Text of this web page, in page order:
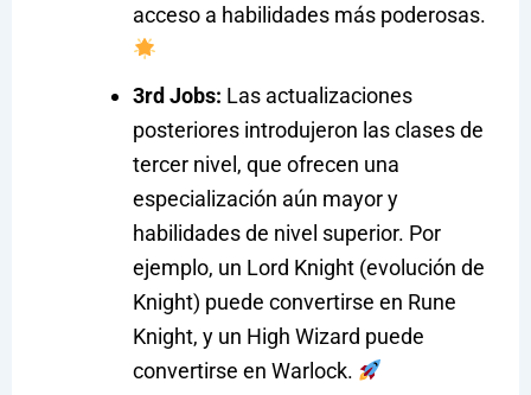
acceso a habilidades más poderosas.
3rd Jobs: Las actualizaciones
posteriores introdujeron las clases de
tercer nivel, que ofrecen una
especialización aún mayor y
habilidades de nivel superior. Por
ejemplo, un Lord Knight (evolución de
Knight) puede convertirse en Rune
Knight, y un High Wizard puede
convertirse en Warlock.